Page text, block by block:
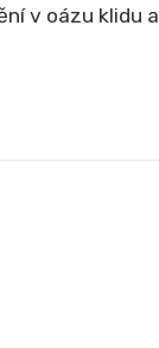
v oázu klidu a